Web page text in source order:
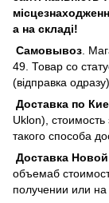
а на складі!
Самовывоз .
49. Товар со
(відправка
Доставка по
Uklon),
такого способа
Доставка
объемаб
получении или на